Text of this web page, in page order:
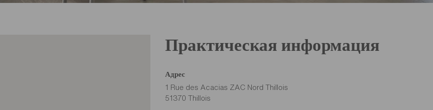
Практическая информация
Адрес
1 Rue des Acacias ZAC Nord Thillois
51370 Thillois